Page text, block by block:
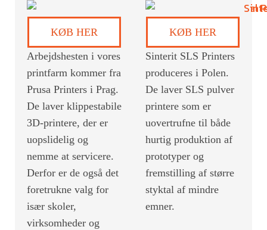
KØB HER
Arbejdshesten i vores
printfarm kommer fra
Prusa Printers i Prag.
De laver klippestabile
3D-printere, der er
uopslidelig og
nemme at servicere.
Derfor er de også det
foretrukne valg for
især skoler,
virksomheder og
KØB HER
Sinterit SLS Printers
produceres i Polen.
De laver SLS pulver
printere som er
uovertrufne til både
hurtig produktion af
prototyper og
fremstilling af større
styktal af mindre
emner.